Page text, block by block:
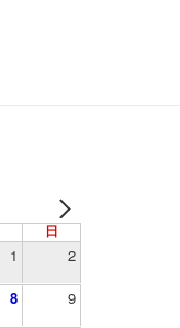
日
1 2
8 9